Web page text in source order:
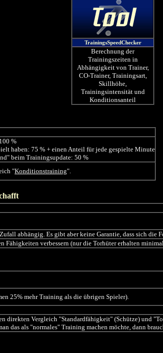
TrainingsSpeedChecker
Berechnung der
Trainingszeiten in
Abhängigkeit von Trainer,
CO-Trainer, Trainingsart,
Skillhöhe,
Trainingsintensität und
Konditionsanteil
%
haben: 75 % + einen Anteil für jede gespielte Minute
beim Trainingsupdate: 50 %
"Konditionstraining".
abhängig. Es gibt aber keine Garantie, dass sich die
Fähigkeiten verbessern (nur die Torhüter erhalten
25% mehr Training als die übrigen Spieler).
direkten Vergleich "Standardfähigkeit" (Schütze) und
das als "normales" Training machen möchte, dann